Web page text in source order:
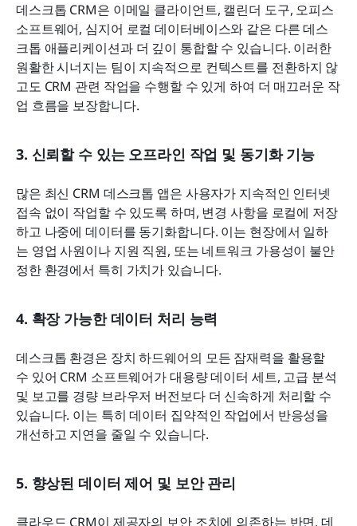
데스크톱 CRM은 이메일 클라이언트, 캘린더 도구, 오피스
소프트웨어, 심지어 로컬 데이터베이스와 같은 다른 데스
크톱 애플리케이션과 더 깊이 통합할 수 있습니다. 이러한
원활한 시너지는 팀이 지속적으로 컨텍스트를 전환하지 않
고도 CRM 관련 작업을 수행할 수 있게 하여 더 매끄러운 작
업 흐름을 보장합니다.
3. 신뢰할 수 있는 오프라인 작업 및 동기화 기능
많은 최신 CRM 데스크톱 앱은 사용자가 지속적인 인터넷
접속 없이 작업할 수 있도록 하며, 변경 사항을 로컬에 저장
하고 나중에 데이터를 동기화합니다. 이는 현장에서 일하
는 영업 사원이나 지원 직원, 또는 네트워크 가용성이 불안
정한 환경에서 특히 가치가 있습니다.
4. 확장 가능한 데이터 처리 능력
데스크톱 환경은 장치 하드웨어의 모든 잠재력을 활용할
수 있어 CRM 소프트웨어가 대용량 데이터 세트, 고급 분석
및 보고를 경량 브라우저 버전보다 더 신속하게 처리할 수
있습니다. 이는 특히 데이터 집약적인 작업에서 반응성을
개선하고 지연을 줄일 수 있습니다.
5. 향상된 데이터 제어 및 보안 관리
클라우드 CRM이 제공자의 보안 조치에 의존하는 반면, 데